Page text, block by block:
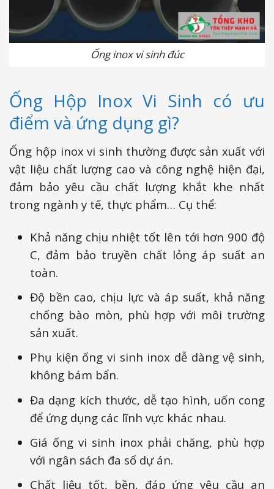
Ống inox vi sinh đúc
Ống Hộp Inox Vi Sinh có ưu
điểm và ứng dụng gì?
Ống hộp inox vi sinh thường được sản xuất với
vật liệu chất lượng cao và công nghệ hiện đại,
đảm bảo yêu cầu chất lượng khắt khe nhất
trong ngành y tế, thực phẩm… Cụ thể:
Khả năng chịu nhiệt tốt lên tới hơn 900 độ
C, đảm bảo truyền chất lỏng áp suất an
toàn.
Độ bền cao, chịu lực và áp suất, khả năng
chống bào mòn, phù hợp với môi trường
sản xuất.
Phụ kiện ống vi sinh inox dễ dàng vệ sinh,
không bám bẩn.
Đa dạng kích thước, dễ tạo hình, uốn cong
để ứng dụng các lĩnh vực khác nhau.
Giá ống vi sinh inox phải chăng, phù hợp
với ngân sách đa số dự án.
Chất liệu tốt, bền, đáp ứng yêu cầu an